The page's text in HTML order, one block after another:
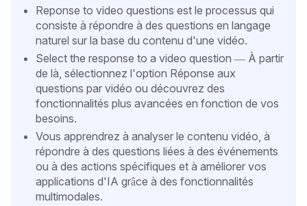
Reponse to video questions est le processus qui
consiste à répondre à des questions en langage
naturel sur la base du contenu d'une vidéo.
Select the response to a video question — À partir
de là, sélectionnez l'option Réponse aux
questions par vidéo ou découvrez des
fonctionnalités plus avancées en fonction de vos
besoins.
Vous apprendrez à analyser le contenu vidéo, à
répondre à des questions liées à des événements
ou à des actions spécifiques et à améliorer vos
applications d'IA grâce à des fonctionnalités
multimodales.